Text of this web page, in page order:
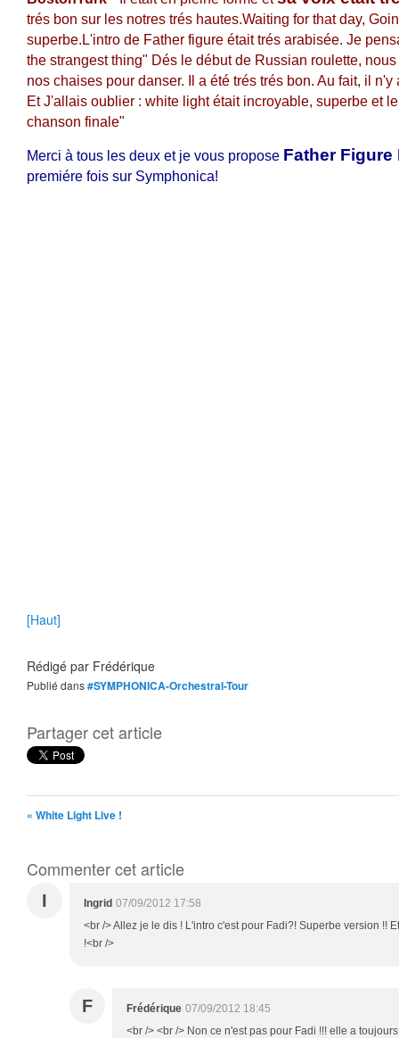
trés bon sur les notres trés hautes.Waiting for that day,
superbe.L'intro de Father figure était trés arabisée. Je
the strangest thing" Dés le début de Russian roulette,
nos chaises pour danser. Il a été trés trés bon. Au fait, il
Et J'allais oublier : white light était incroyable, superbe et
chanson finale"
Merci à tous les deux et je vous propose Father Figure
premiére fois sur Symphonica!
[Haut]
Rédigé par Frédérique
Publié dans#SYMPHONICA-Orchestral-Tour
Partager cet article
« White Light Live !
Commenter cet article
I Ingrid 07/09/2012 17:58
<br /> Allez je le dis ! L'intro c'est pour Fadi?! Superbe version !!
!<br />
F Frédérique 07/09/2012 18:45
<br /> <br /> Non ce n'est pas pour Fadi !!! elle a